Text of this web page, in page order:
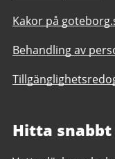
Kakor på
Behandling av
Hitta snabbt